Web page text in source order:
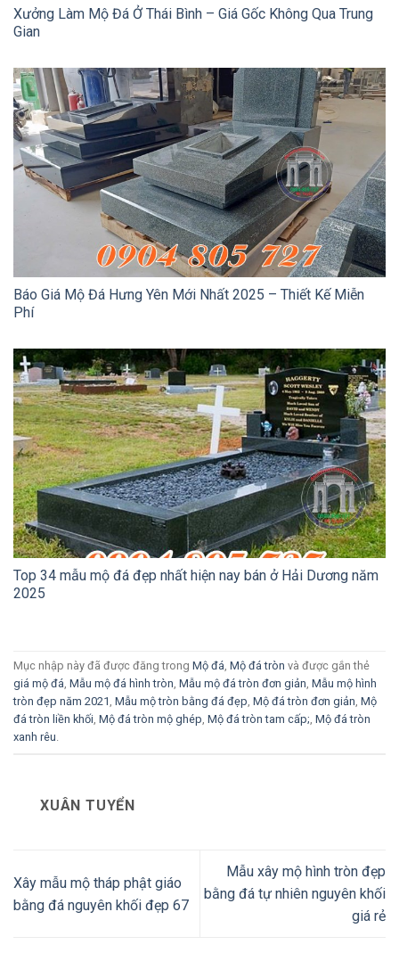
Xưởng Làm Mộ Đá Ở Thái Bình – Giá Gốc Không Qua Trung
Gian
Báo Giá Mộ Đá Hưng Yên Mới Nhất 2025 – Thiết Kế Miễn
Phí
Top 34 mẫu mộ đá đẹp nhất hiện nay bán ở Hải Dương năm
2025
Mục nhập này đã được đăng trong Mộ đá, Mộ đá tròn và được gắn thẻ
giá mộ đá, Mẫu mộ đá hình tròn, Mẫu mộ đá tròn đơn giản, Mẫu mộ hình
tròn đẹp năm 2021, Mẫu mộ tròn bằng đá đẹp, Mộ đá tròn đơn giản, Mộ
đá tròn liền khối, Mộ đá tròn mộ ghép, Mộ đá tròn tam cấp;, Mộ đá tròn
xanh rêu.
XUÂN TUYỂN
Xây mẫu mộ tháp phật giáo
bằng đá nguyên khối đẹp 67
Mẫu xây mộ hình tròn đẹp
bằng đá tự nhiên nguyên khối
giá rẻ